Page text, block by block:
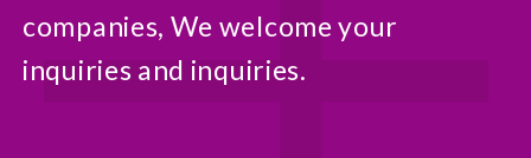
companies, We welcome your
inquiries and inquiries.